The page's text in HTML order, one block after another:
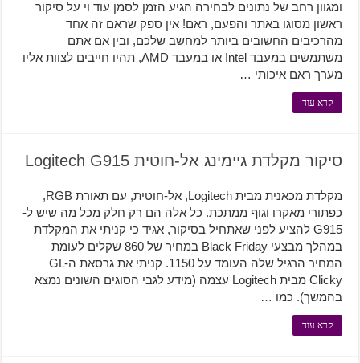
ומגוון רחב של נתונים לבחירה הגיע הזמן לסמן עוד וי על סיקור
ראשון מסוגו באתר והפעם, ראם! אין ספק שראם זה אחד
מהרכיבים החשובים ביותר למחשב שלכם, ובין אם אתם
משתמשים במעבד Intel או במעבד AMD, תהיו חייבים לצוות אליו
מערך ראם איכותי …
קרא עוד
סיקור מקלדת גיימינג אל-חוטית Logitech G915
מקלדת מכאנית מבית Logitech, אל-חוטית, עם תאורת RGB,
כפתורי מאקרו וגוף ממתכת. כל אלה הם רק חלק מכל מה שיש ל-
G915 להציע לפני שאתחיל בסיקור, אגיד כי קניתי את המקלדת
במהלך מבצעי Black Friday במחיר של 860 שקלים לעומת
המחיר הרגיל שלה העומד על 1150. קניתי את גרסאת ה-GL
Clicky מבית Logitech עצמה (מידע לגבי הסוגים השונים נמצא
בהמשך). כמו …
קרא עוד